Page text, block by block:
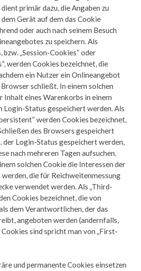
primär dazu, die Angaben zu
Gerät auf dem das Cookie
oder auch nach seinem Besuch
zu speichern. Als
„Session-Cookies“ oder
werden Cookies bezeichnet, die
ein Nutzer ein Onlineangebot
schließt. In einem solchen
Inhalt eines Warenkorbs in einem
Login-Status gespeichert werden. Als
werden Cookies bezeichnet,
des Browsers gespeichert
der Login-Status gespeichert werden,
nach mehreren Tagen aufsuchen.
solchen Cookie die Interessen der
die für Reichweitenmessung
verwendet werden. Als „Third-
Cookies bezeichnet, die von
dem Verantwortlichen, der das
angeboten werden (andernfalls,
Cookies sind spricht man von „First-
und permanente Cookies einsetzen